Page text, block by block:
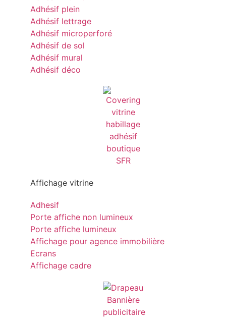
Adhésif plein
Adhésif lettrage
Adhésif microperforé
Adhésif de sol
Adhésif mural
Adhésif déco
Affichage vitrine
Adhesif
Porte affiche non lumineux
Porte affiche lumineux
Affichage pour agence immobilière
Ecrans
Affichage cadre